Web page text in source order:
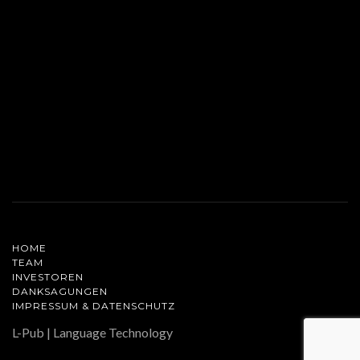
HOME
TEAM
INVESTOREN
DANKSAGUNGEN
IMPRESSUM & DATENSCHUTZ
L-Pub | Language Technology